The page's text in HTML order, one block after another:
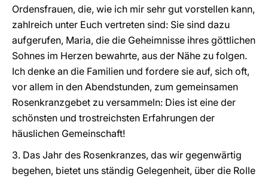
Ordensfrauen, die, wie ich mir sehr gut vorstellen kann,
zahlreich unter Euch vertreten sind: Sie sind dazu
aufgerufen, Maria, die die Geheimnisse ihres göttlichen
Sohnes im Herzen bewahrte, aus der Nähe zu folgen.
Ich denke an die Familien und fordere sie auf, sich oft,
vor allem in den Abendstunden, zum gemeinsamen
Rosenkranzgebet zu versammeln: Dies ist eine der
schönsten und trostreichsten Erfahrungen der
häuslichen Gemeinschaft!
3. Das Jahr des Rosenkranzes, das wir gegenwärtig
begehen, bietet uns ständig Gelegenheit, über die Rolle